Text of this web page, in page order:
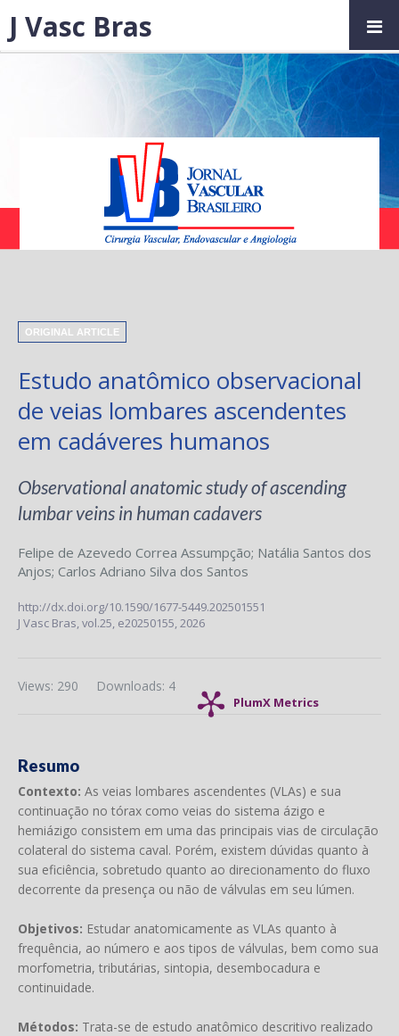
ORIGINAL ARTICLE
Estudo anatômico observacional
de veias lombares ascendentes
em cadáveres humanos
Observational anatomic study of ascending
lumbar veins in human cadavers
Felipe de Azevedo Correa Assumpção; Natália Santos dos
Anjos; Carlos Adriano Silva dos Santos
http://dx.doi.org/10.1590/1677-5449.202501551
J Vasc Bras,vol.25, e20250155, 2026
PlumX Metrics
Downloads: 4
Views: 290
Resumo
Contexto: As veias lombares ascendentes (VLAs) e sua
continuação no tórax como veias do sistema ázigo e
hemiázigo consistem em uma das principais vias de circulação
colateral do sistema caval. Porém, existem dúvidas quanto à
sua eficiência, sobretudo quanto ao direcionamento do fluxo
decorrente da presença ou não de válvulas em seu lúmen.
Objetivos: Estudar anatomicamente as VLAs quanto à
frequência, ao número e aos tipos de válvulas, bem como sua
morfometria, tributárias, sintopia, desembocadura e
continuidade.
Métodos: Trata-se de estudo anatômico descritivo realizado
J Vasc Bras